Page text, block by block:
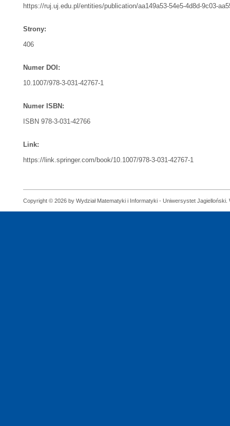
https://ruj.uj.edu.pl/entities/publication/aa149a53-54e5-4d8d-9c03-
Strony:
406
Numer DOI:
10.1007/978-3-031-42767-1
Numer ISBN:
ISBN 978-3-031-42766
Link:
https://link.springer.com/book/10.1007/978-3-031-42767-1
Copyright © 2026 by Wydział Matematyki i Informatyki - Uniwersystet